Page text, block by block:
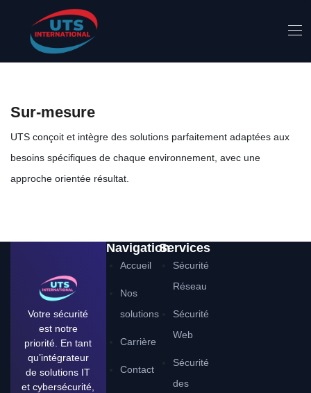
Sur-mesure
UTS conçoit et intègre des solutions parfaitement adaptées aux
besoins spécifiques de chaque environnement, avec une
approche orientée résultat.
Votre sécurité
est notre
priorité. En tant
qu’intégrateur
de solutions IT
et cybersécurité,
Navigation
Accueil
Nos
solutions
Carrière
Contact
Services
Sécurité
Réseau
Sécurité
Web
Sécurité
des